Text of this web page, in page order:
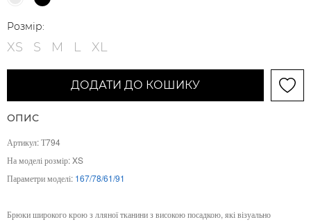
Розмір:
XS S M L XL
ДОДАТИ ДО КОШИКУ
ОПИС
Артикул: Т794
На моделі розмір: XS
Параметри моделі: 167/78/61/91
Брюки широкого крою з лляної тканини з високою посадкою, які візуально